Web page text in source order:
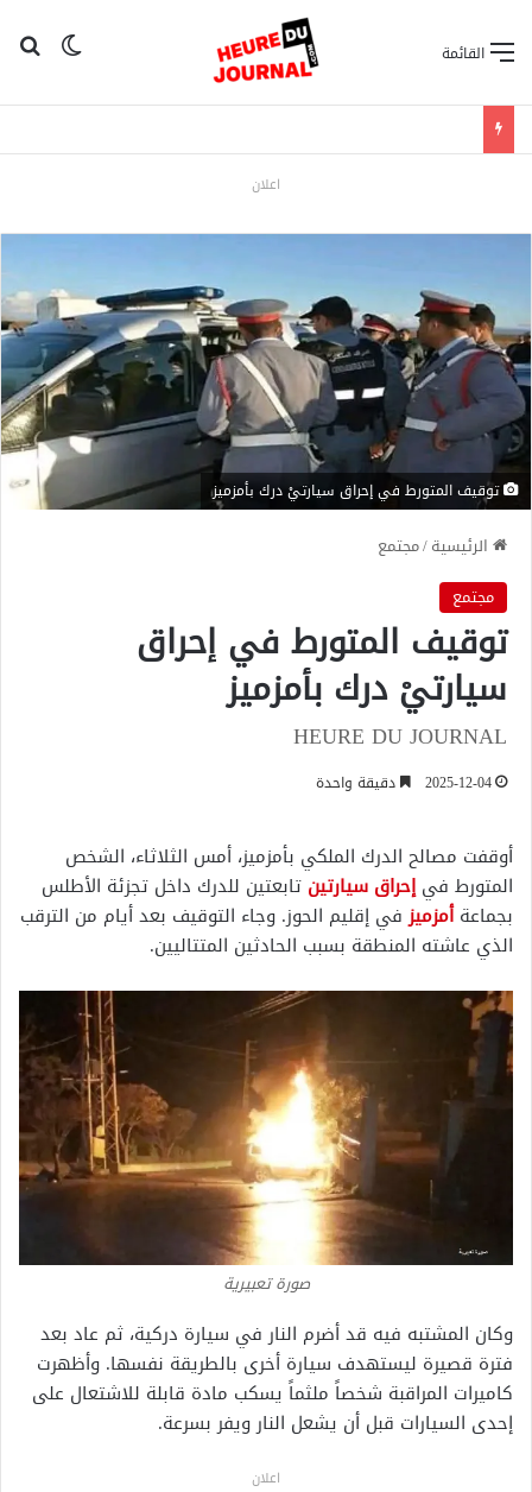
القائمة
اعلان
توقيف المتورط في إحراق سيارتيْ درك بأمزميز
الرئيسية/مجتمع
مجتمع
توقيف المتورط في إحراق
سيارتيْ درك بأمزميز
HEURE DU JOURNAL
2025-12-04 دقيقة واحدة
أوقفت مصالح الدرك الملكي بأمزميز، أمس الثلاثاء، الشخص
المتورط فيإحراق سيارتين تابعتين للدرك داخل تجزئة الأطلس
بجماعةأمزميزفي إقليم الحوز. وجاء التوقيف بعد أيام من الترقب
الذي عاشته المنطقة بسبب الحادثين المتتاليين.
صورة تعبيرية
وكان المشتبه فيه قد أضرم النار في سيارة دركية، ثم عاد بعد
فترة قصيرة ليستهدف سيارة أخرى بالطريقة نفسها. وأظهرت
كاميرات المراقبة شخصاً ملثماً يسكب مادة قابلة للاشتعال على
إحدى السيارات قبل أن يشعل النار ويفر بسرعة.
اعلان